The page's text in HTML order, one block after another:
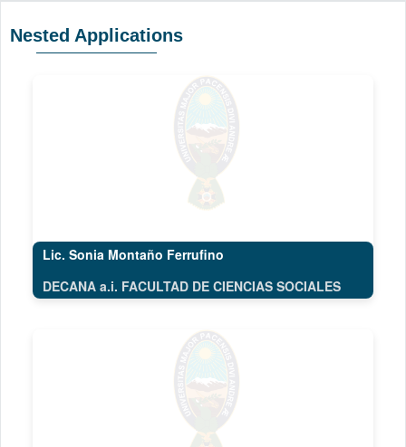
Nested Applications
Lic. Sonia Montaño Ferrufino
DECANA a.i. FACULTAD DE CIENCIAS SOCIALES